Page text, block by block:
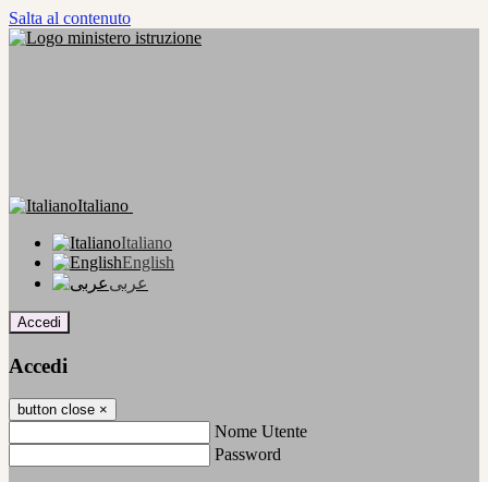
Salta al contenuto
Italiano
Italiano
English
عربى
Accedi
Accedi
button close ×
Nome Utente
Password